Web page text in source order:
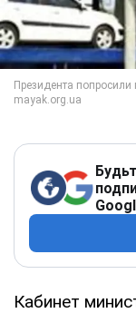
Кабинет